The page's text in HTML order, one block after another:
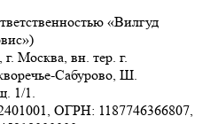
«Вилгуд
Москва, вн. тер. г.
Сабурово, Ш.
1/1.
ОГРН: 1187746366807,